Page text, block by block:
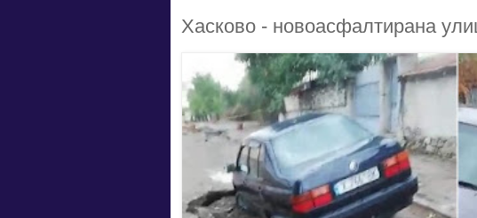
Хасково - новоасфалтирана